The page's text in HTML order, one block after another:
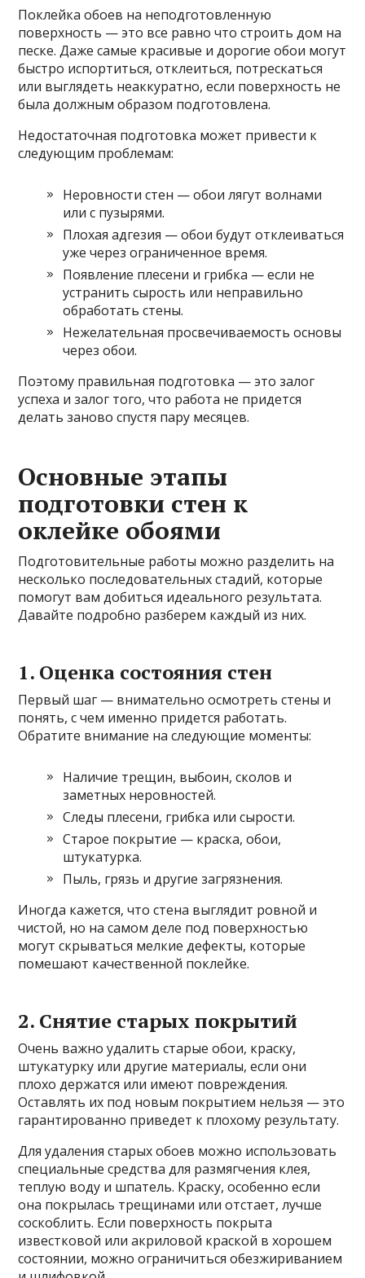
Поклейка обоев на неподготовленную
поверхность — это все равно что строить дом на
песке. Даже самые красивые и дорогие обои могут
быстро испортиться, отклеиться, потрескаться
или выглядеть неаккуратно, если поверхность не
была должным образом подготовлена.
Недостаточная подготовка может привести к
следующим проблемам:
Неровности стен — обои лягут волнами
или с пузырями.
Плохая адгезия — обои будут отклеиваться
уже через ограниченное время.
Появление плесени и грибка — если не
устранить сырость или неправильно
обработать стены.
Нежелательная просвечиваемость основы
через обои.
Поэтому правильная подготовка — это залог
успеха и залог того, что работа не придется
делать заново спустя пару месяцев.
Основные этапы
подготовки стен к
оклейке обоями
Подготовительные работы можно разделить на
несколько последовательных стадий, которые
помогут вам добиться идеального результата.
Давайте подробно разберем каждый из них.
1. Оценка состояния стен
Первый шаг — внимательно осмотреть стены и
понять, с чем именно придется работать.
Обратите внимание на следующие моменты:
Наличие трещин, выбоин, сколов и
заметных неровностей.
Следы плесени, грибка или сырости.
Старое покрытие — краска, обои,
штукатурка.
Пыль, грязь и другие загрязнения.
Иногда кажется, что стена выглядит ровной и
чистой, но на самом деле под поверхностью
могут скрываться мелкие дефекты, которые
помешают качественной поклейке.
2. Снятие старых покрытий
Очень важно удалить старые обои, краску,
штукатурку или другие материалы, если они
плохо держатся или имеют повреждения.
Оставлять их под новым покрытием нельзя — это
гарантированно приведет к плохому результату.
Для удаления старых обоев можно использовать
специальные средства для размягчения клея,
теплую воду и шпатель. Краску, особенно если
она покрылась трещинами или отстает, лучше
соскоблить. Если поверхность покрыта
известковой или акриловой краской в хорошем
состоянии, можно ограничиться обезжириванием